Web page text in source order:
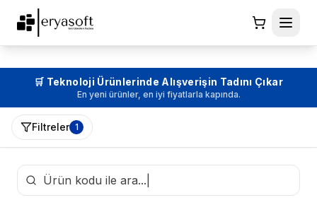
🛒 Teknoloji Ürünlerinde Alışverişin Tadını Çıkar
En yeni ürünler, en iyi fiyatlarla kapında.
Filtreler 1